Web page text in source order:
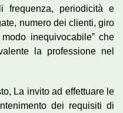
frequenza, periodicità e
numero dei clienti, giro
inequivocabile” che
la professione nel
La invito ad effettuare le
dei requisiti di